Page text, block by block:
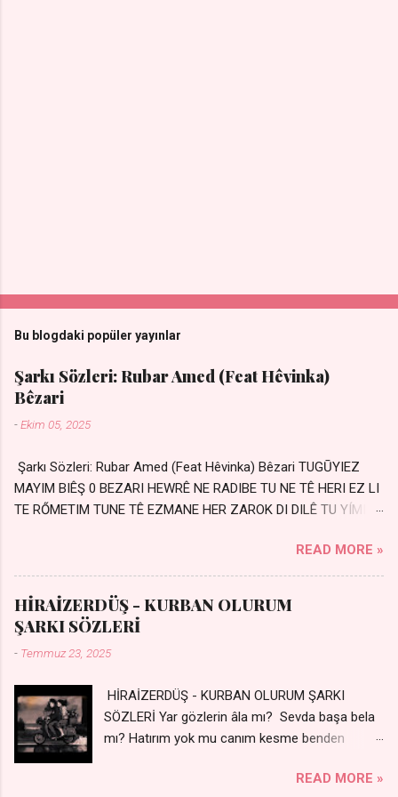
Bu blogdaki popüler yayınlar
Şarkı Sözleri: Rubar Amed (Feat Hêvinka)
Bêzari
-Ekim 05, 2025
Şarkı Sözleri: Rubar Amed (Feat Hêvinka) Bêzari TUGŪYIEZ
MAYIM BIÊŞ 0 BEZARI HEWRÊ NE RADIBE TU NE TÊ HERI EZ LI
TE RŐMETIM TUNE TÊ EZMANE HER ZAROK DI DILÊ TU YÍMIN
Silinmis yarıda. Hasretin yel gibi Eser yar içimden Bir kıza sevdalı
Yaralı adamım. Sensizlik bir hançer Geceler susmuyor Yaralı
kalbimde Bir sızı durmuyor Tu yi bihare min Ez ji payizim Li
dile şevên min Teng e nefes im Adını sayıklar Uykusuz
geceler Sensiz her sabahım Sessiz ve kederli
READ MORE »
HİRAİZERDÜŞ - KURBAN OLURUM
ŞARKI SÖZLERİ
- Temmuz 23, 2025
HİRAİZERDÜŞ - KURBAN OLURUM ŞARKI
SÖZLERİ Yar gözlerin âla mı? Sevda başa bela
mı? Hatırım yok mu canım kesme benden
dünyayı durdururum Ben sana yoldaş olurum
READ MORE »